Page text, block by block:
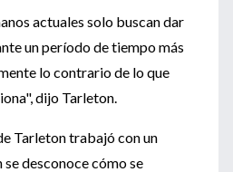
actuales solo buscan dar
un período de tiempo más
lo contrario de lo que
dijo Tarleton.
Tarleton trabajó con un
desconoce cómo se